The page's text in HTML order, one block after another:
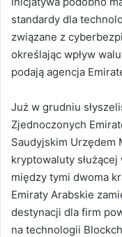
standardy dla
związane z
określając wpływ
podają agencja
Już w grudniu
Zjednoczonych
Saudyjskim Urzędem
kryptowaluty
między tymi dwoma
Emiraty Arabskie
destynacji dla firm
na technologii